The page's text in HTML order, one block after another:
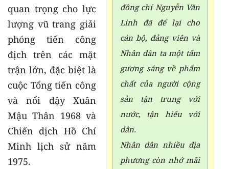
đồng chí Nguyễn Văn
Linh đã để lại cho
cán bộ, đảng viên và
Nhân dân ta một tấm
gương sáng về phẩm
chất của người cộng
sản tận trung với
nước, tận hiếu với
dân.
Nhân dân nhiều địa
phương còn nhớ mãi
quan trọng cho lực
lượng vũ trang giải
phóng tiến công
địch trên các mặt
trận lớn, đặc biệt là
cuộc Tổng tiến công
và nổi dậy Xuân
Mậu Thân 1968 và
Chiến dịch Hồ Chí
Minh lịch sử năm
1975.